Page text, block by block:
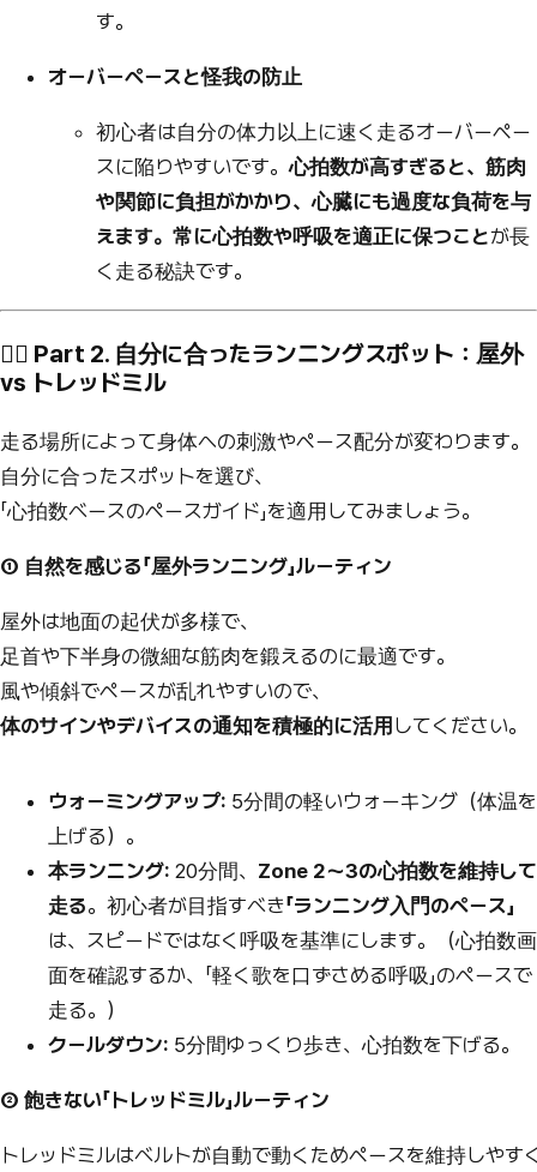
す。
オーバーペースと怪我の防止
初心者は自分の体力以上に速く走るオーバーペー
スに陥りやすいです。心拍数が高すぎると、筋肉
や関節に負担がかかり、心臓にも過度な負荷を与
えます。 常に心拍数や呼吸を適正に保つことが長
く走る秘訣です。
🏃‍♀️ Part 2. 自分に合ったランニングスポット：屋外
vs トレッドミル
走る場所によって身体への刺激やペース配分が変わります。
自分に合ったスポットを選び、
「心拍数ベースのペースガイド」を適用してみましょう。
① 自然を感じる「屋外ランニング」ルーティン
屋外は地面の起伏が多様で、
足首や下半身の微細な筋肉を鍛えるのに最適です。
風や傾斜でペースが乱れやすいので、
体のサインやデバイスの通知を積極的に活用 してください。
ウォーミングアップ: 5分間の軽いウォーキング（体温を
上げる）。
本ランニング: 20分間、 Zone 2～3の心拍数を維持して
走る。初心者が目指すべき「ランニング入門のペース」
は、スピードではなく呼吸を基準にします。（心拍数画
面を確認するか、「軽く歌を口ずさめる呼吸」のペースで
走る。）
クールダウン: 5分間ゆっくり歩き、心拍数を下げる。
② 飽きない「トレッドミル」ルーティン
トレッドミルはベルトが自動で動くためペースを維持しやす